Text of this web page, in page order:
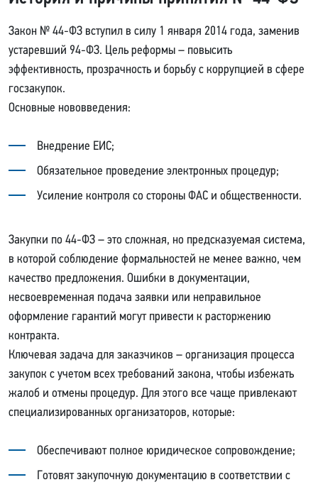
Закон № 44-ФЗ вступил в силу 1 января 2014 года, заменив
устаревший 94-ФЗ. Цель реформы – повысить
эффективность, прозрачность и борьбу с коррупцией в сфере
госзакупок.
Основные нововведения:
Внедрение ЕИС;
Обязательное проведение электронных процедур;
Усиление контроля со стороны ФАС и общественности.
Закупки по 44-ФЗ – это сложная, но предсказуемая система,
в которой соблюдение формальностей не менее важно, чем
качество предложения. Ошибки в документации,
несвоевременная подача заявки или неправильное
оформление гарантий могут привести к расторжению
контракта.
Ключевая задача для заказчиков – организация процесса
закупок с учетом всех требований закона, чтобы избежать
жалоб и отмены процедур. Для этого все чаще привлекают
специализированных организаторов, которые:
Обеспечивают полное юридическое сопровождение;
Готовят закупочную документацию в соответствии с